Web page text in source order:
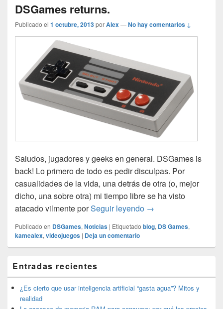
DSGames returns.
Publicado el 1 octubre, 2013porAlex—No hay comentarios ↓
Saludos, jugadores y geeks en general. DSGames is
back! Lo primero de todo es pedir disculpas. Por
casualidades de la vida, una detrás de otra (o, mejor
dicho, una sobre otra) mi tiempo libre se ha visto
atacado vilmente porSeguir leyendo DSGames returns.
→
Publicado en DSGames, Noticias | Etiquetado blog, DS Games,
kamealex, videojuegos | Deja un comentario
área
de
widget
barra
lateral
Entradas recientes
¿Es cierto que usar inteligencia artificial “gasta agua”? Mitos y
realidad